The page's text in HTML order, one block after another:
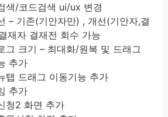
색/코드검색 ui/ux 변경
– 기존(기안자만) , 개선(기안자,결
재자 결재전 회수 가능
그 크기 – 최대화/원복 및 드래그
추가
탭 드래그 이동기능 추가
추가
청2 화면 추가